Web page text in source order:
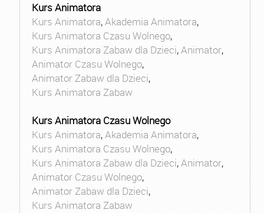
Kurs Animatora
Kurs Animatora,Akademia Animatora,
Kurs Animatora Czasu Wolnego,
Kurs Animatora Zabaw dla Dzieci,Animator,
Animator Czasu Wolnego,
Animator Zabaw dla Dzieci,
Kurs Animatora Zabaw
Kurs Animatora Czasu Wolnego
Kurs Animatora,Akademia Animatora,
Kurs Animatora Czasu Wolnego,
Kurs Animatora Zabaw dla Dzieci,Animator,
Animator Czasu Wolnego,
Animator Zabaw dla Dzieci,
Kurs Animatora Zabaw